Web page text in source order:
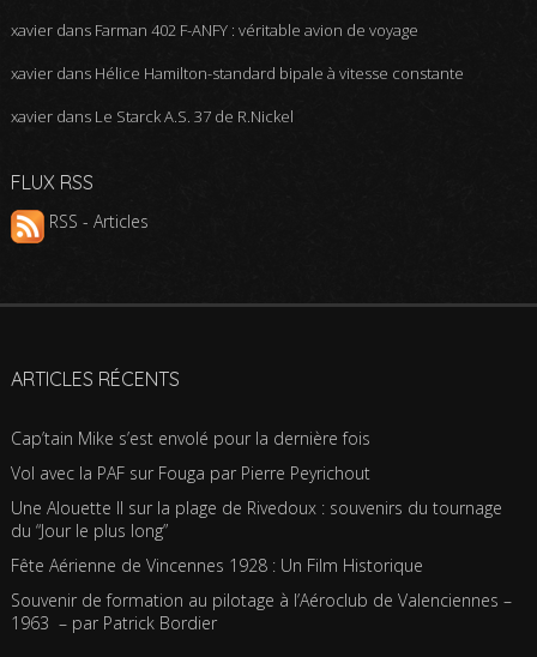
xavierdans Farman 402 F-ANFY : véritable avion de voyage
xavierdans Hélice Hamilton-standard bipale à vitesse constante
xavierdans Le Starck A.S. 37 de R.Nickel
FLUX RSS
RSS - Articles
ARTICLES RÉCENTS
Cap’tain Mike s’est envolé pour la dernière fois
Vol avec la PAF sur Fouga par Pierre Peyrichout
Une Alouette II sur la plage de Rivedoux : souvenirs du tournage
du “Jour le plus long”
Fête Aérienne de Vincennes 1928 : Un Film Historique
Souvenir de formation au pilotage à l’Aéroclub de Valenciennes –
1963 – par Patrick Bordier